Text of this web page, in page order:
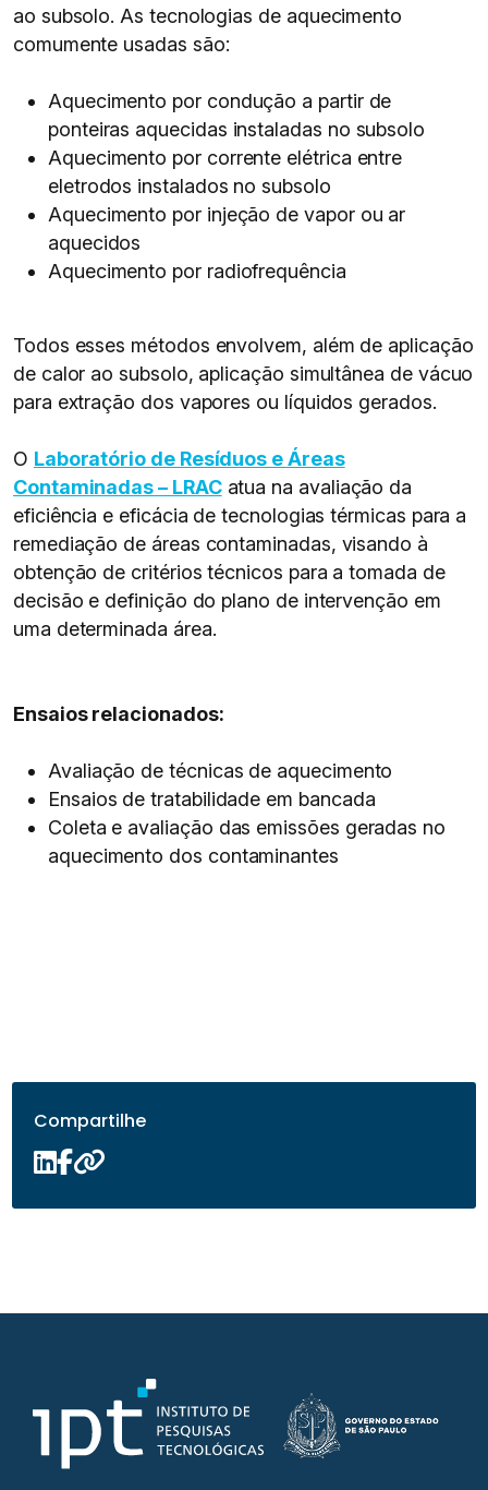
ao subsolo. As tecnologias de aquecimento
comumente usadas são:
Aquecimento por condução a partir de
ponteiras aquecidas instaladas no subsolo
Aquecimento por corrente elétrica entre
eletrodos instalados no subsolo
Aquecimento por injeção de vapor ou ar
aquecidos
Aquecimento por radiofrequência
Todos esses métodos envolvem, além de aplicação
de calor ao subsolo, aplicação simultânea de vácuo
para extração dos vapores ou líquidos gerados.
O Laboratório de Resíduos e Áreas
Contaminadas – LRACatua na avaliação da
eficiência e eficácia de tecnologias térmicas para a
remediação de áreas contaminadas, visando à
obtenção de critérios técnicos para a tomada de
decisão e definição do plano de intervenção em
uma determinada área.
Ensaios relacionados:
Avaliação de técnicas de aquecimento
Ensaios de tratabilidade em bancada
Coleta e avaliação das emissões geradas no
aquecimento dos contaminantes
Compartilhe